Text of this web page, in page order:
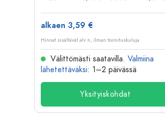
alkaen 3,59 €
Hinnat sisältävät alv:n, ilman toimituskuluja
Välittömästi saatavilla. Valmiina
lähetettäväksi: 1–2 päivässä
Yksityiskohdat